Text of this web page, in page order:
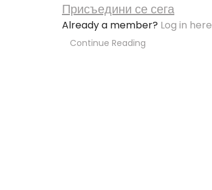
Присъедини се сега
Already a member? Log in here
Continue Reading